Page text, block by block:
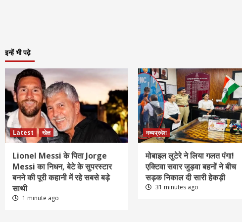
इन्हें भी पढ़े
Latest खेल
Lionel Messi के पिता Jorge
Messi का निधन, बेटे के सुपरस्टार
बनने की पूरी कहानी में रहे सबसे बड़े
साथी
1 minute ago
मध्यप्रदेश
मोबाइल लुटेरे ने लिया गलत पंगा!
एक्टिवा सवार जुड़वा बहनों ने बीच
सड़क निकाल दी सारी हेकड़ी
31 minutes ago